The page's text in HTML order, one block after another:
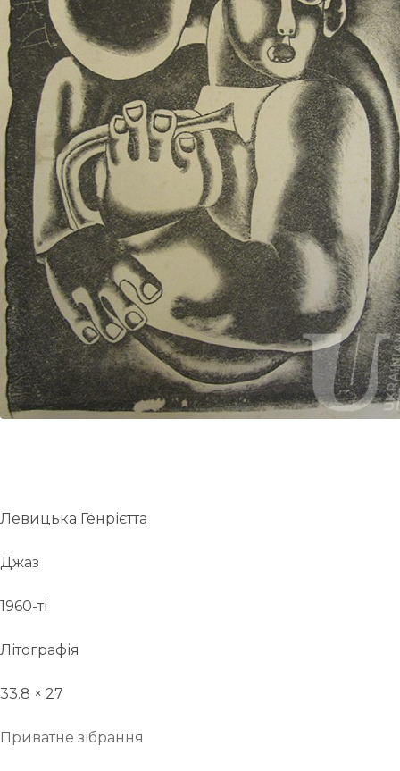
UA
ENG
Левицька Генрієтта
Джаз
1960-ті
Літографія
33.8 × 27
Приватне зібрання